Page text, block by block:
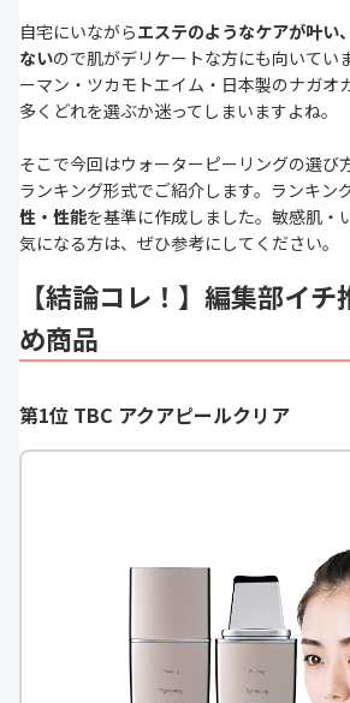
自宅にいながらエステのようなケアが叶い
ないので肌がデリケートな方にも向いてい
ーマン・ツカモトエイム・日本製のナガオ
多くどれを選ぶか迷ってしまいますよね。
そこで今回はウォーターピーリングの選び
ランキング形式でご紹介します。ランキン
性・性能を基準に作成しました。敏感肌・
気になる方は、ぜひ参考にしてください。
【結論コレ！】編集部イ
め商品
第1位 TBC アクアピールクリア